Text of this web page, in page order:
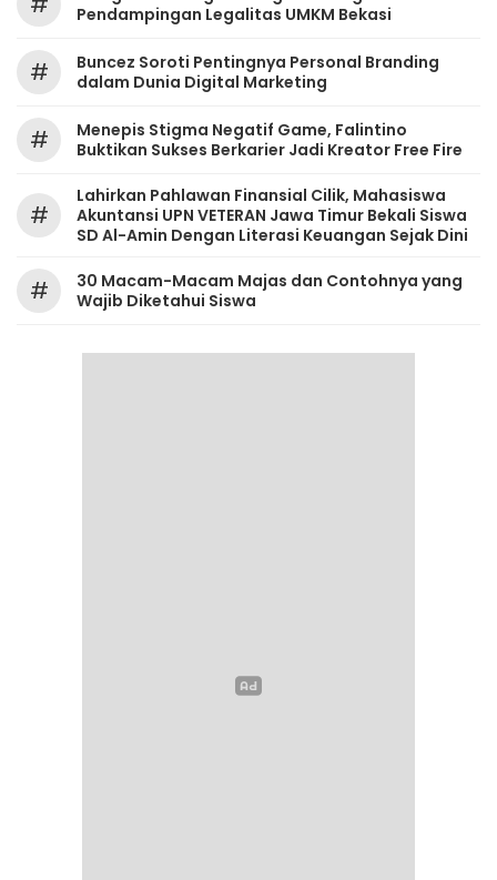
Pendampingan Legalitas UMKM Bekasi
#
‎Buncez Soroti Pentingnya Personal Branding
dalam Dunia Digital Marketing
#
Menepis Stigma Negatif Game, Falintino
Buktikan Sukses Berkarier Jadi Kreator Free Fire
#
Lahirkan Pahlawan Finansial Cilik, Mahasiswa
Akuntansi UPN VETERAN Jawa Timur Bekali Siswa
SD Al-Amin Dengan Literasi Keuangan Sejak Dini
#
30 Macam-Macam Majas dan Contohnya yang
Wajib Diketahui Siswa